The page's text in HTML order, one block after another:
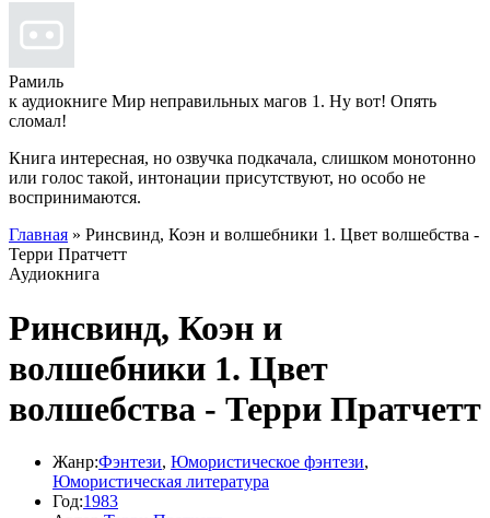
Рамиль
к аудиокниге Мир неправильных магов 1. Ну вот! Опять
сломал!
Книга интересная, но озвучка подкачала, слишком монотонно
или голос такой, интонации присутствуют, но особо не
воспринимаются.
Главная » Ринсвинд, Коэн и волшебники 1. Цвет волшебства -
Терри Пратчетт
Аудиокнига
Ринсвинд, Коэн и
волшебники 1. Цвет
волшебства - Терри Пратчетт
Жанр:Фэнтези, Юмористическое фэнтези,
Юмористическая литература
Год:1983